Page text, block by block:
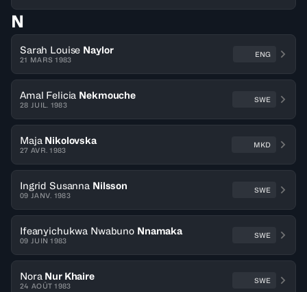
N
Sarah Louise Naylor
21 MARS 1983
ENG
Amal Felicia Nekmouche
28 JUIL. 1983
SWE
Maja Nikolovska
27 AVR. 1983
MKD
Ingrid Susanna Nilsson
09 JANV. 1983
SWE
Ifeanyichukwa Nwabuno Nnamaka
09 JUIN 1983
SWE
Nora Nur Khaire
24 AOÛT 1983
SWE